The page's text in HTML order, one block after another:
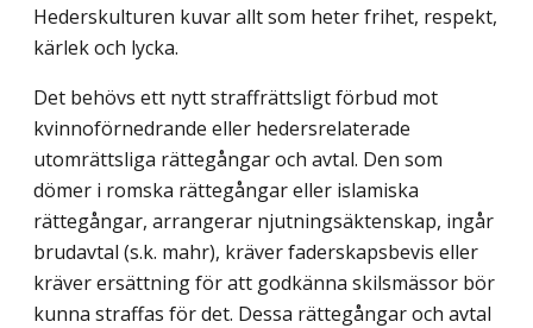
Hederskulturen kuvar allt som heter frihet, respekt,
kärlek och lycka.
Det behövs ett nytt straffrättsligt förbud mot
kvinnoförnedrande eller heders­relaterade
utomrättsliga rättegångar och avtal. Den som
dömer i romska rättegångar eller islamiska
rättegångar, arrangerar njutningsäktenskap, ingår
brudavtal (s.k. mahr), kräver faderskapsbevis eller
kräver ersättning för att godkänna skilsmässor bör
kunna straffas för det. Dessa rättegångar och avtal